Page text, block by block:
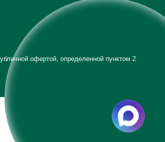
офертой, определенной пунктом 2